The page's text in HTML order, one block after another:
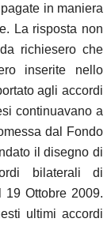
in maniera
La risposta non
richiesero che
inserite nello
agli accordi
continuavano a
dal Fondo
il disegno di
bilaterali di
Ottobre 2009.
ultimi accordi